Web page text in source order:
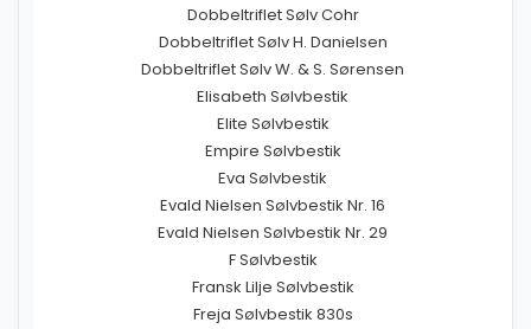
Dobbeltriflet Sølv Cohr
Dobbeltriflet Sølv H. Danielsen
Dobbeltriflet Sølv W. & S. Sørensen
Elisabeth Sølvbestik
Elite Sølvbestik
Empire Sølvbestik
Eva Sølvbestik
Evald Nielsen Sølvbestik Nr. 16
Evald Nielsen Sølvbestik Nr. 29
F Sølvbestik
Fransk Lilje Sølvbestik
Freja Sølvbestik 830s